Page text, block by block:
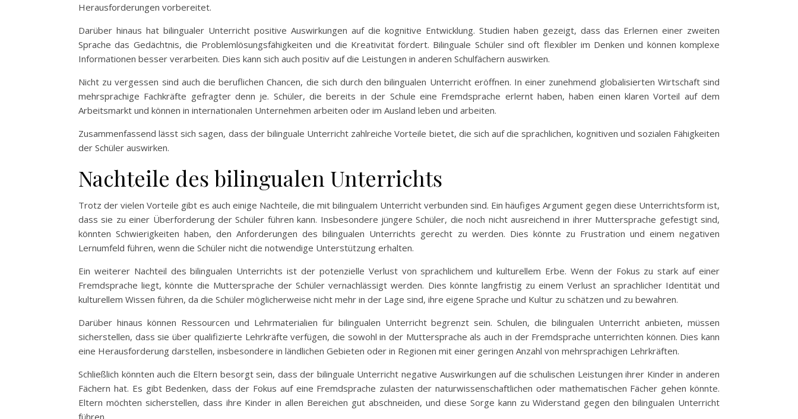
Herausforderungen vorbereitet.
Darüber hinaus hat bilingualer Unterricht positive Auswirkungen auf die kognitive Entwicklung. Studien haben gezeigt, dass das Erlernen einer zweiten
Sprache das Gedächtnis, die Problemlösungsfähigkeiten und die Kreativität fördert. Bilinguale Schüler sind oft flexibler im Denken und können komplexe
Informationen besser verarbeiten. Dies kann sich auch positiv auf die Leistungen in anderen Schulfächern auswirken.
Nicht zu vergessen sind auch die beruflichen Chancen, die sich durch den bilingualen Unterricht eröffnen. In einer zunehmend globalisierten Wirtschaft sind
mehrsprachige Fachkräfte gefragter denn je. Schüler, die bereits in der Schule eine Fremdsprache erlernt haben, haben einen klaren Vorteil auf dem
Arbeitsmarkt und können in internationalen Unternehmen arbeiten oder im Ausland leben und arbeiten.
Zusammenfassend lässt sich sagen, dass der bilinguale Unterricht zahlreiche Vorteile bietet, die sich auf die sprachlichen, kognitiven und sozialen Fähigkeiten
der Schüler auswirken.
Nachteile des bilingualen Unterrichts
Trotz der vielen Vorteile gibt es auch einige Nachteile, die mit bilingualem Unterricht verbunden sind. Ein häufiges Argument gegen diese Unterrichtsform ist,
dass sie zu einer Überforderung der Schüler führen kann. Insbesondere jüngere Schüler, die noch nicht ausreichend in ihrer Muttersprache gefestigt sind,
könnten Schwierigkeiten haben, den Anforderungen des bilingualen Unterrichts gerecht zu werden. Dies könnte zu Frustration und einem negativen
Lernumfeld führen, wenn die Schüler nicht die notwendige Unterstützung erhalten.
Ein weiterer Nachteil des bilingualen Unterrichts ist der potenzielle Verlust von sprachlichem und kulturellem Erbe. Wenn der Fokus zu stark auf einer
Fremdsprache liegt, könnte die Muttersprache der Schüler vernachlässigt werden. Dies könnte langfristig zu einem Verlust an sprachlicher Identität und
kulturellem Wissen führen, da die Schüler möglicherweise nicht mehr in der Lage sind, ihre eigene Sprache und Kultur zu schätzen und zu bewahren.
Darüber hinaus können Ressourcen und Lehrmaterialien für bilingualen Unterricht begrenzt sein. Schulen, die bilingualen Unterricht anbieten, müssen
sicherstellen, dass sie über qualifizierte Lehrkräfte verfügen, die sowohl in der Muttersprache als auch in der Fremdsprache unterrichten können. Dies kann
eine Herausforderung darstellen, insbesondere in ländlichen Gebieten oder in Regionen mit einer geringen Anzahl von mehrsprachigen Lehrkräften.
Schließlich könnten auch die Eltern besorgt sein, dass der bilinguale Unterricht negative Auswirkungen auf die schulischen Leistungen ihrer Kinder in anderen
Fächern hat. Es gibt Bedenken, dass der Fokus auf eine Fremdsprache zulasten der naturwissenschaftlichen oder mathematischen Fächer gehen könnte.
Eltern möchten sicherstellen, dass ihre Kinder in allen Bereichen gut abschneiden, und diese Sorge kann zu Widerstand gegen den bilingualen Unterricht